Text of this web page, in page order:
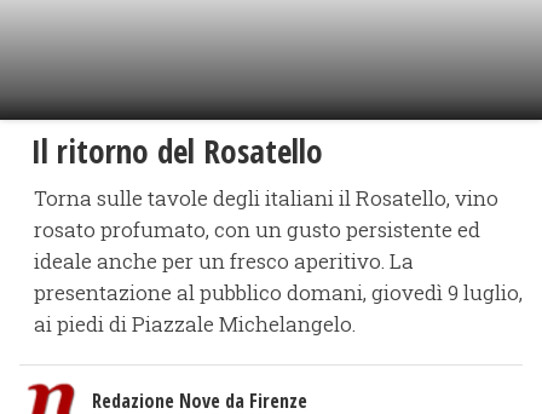
Il ritorno del Rosatello
Torna sulle tavole degli italiani il Rosatello, vino
rosato profumato, con un gusto persistente ed
ideale anche per un fresco aperitivo. La
presentazione al pubblico domani, giovedì 9 luglio,
ai piedi di Piazzale Michelangelo.
Redazione Nove da Firenze